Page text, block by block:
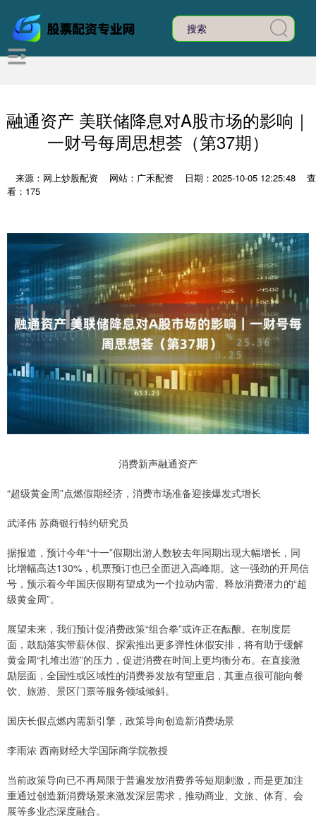
融通资产 美联储降息对A股市场的影响｜
一财号每周思想荟（第37期）
来源：网上炒股配资 网站：广禾配资 日期：2025-10-05 12:25:48
查
看：175
消费新声融通资产
“超级黄金周”点燃假期经济，消费市场准备迎接爆发式增长
武泽伟 苏商银行特约研究员
据报道，预计今年“十一”假期出游人数较去年同期出现大幅增长，同
比增幅高达130%，机票预订也已全面进入高峰期。这一强劲的开局信
号，预示着今年国庆假期有望成为一个拉动内需、释放消费潜力的“超
级黄金周”。
展望未来，我们预计促消费政策“组合拳”或许正在酝酿。在制度层
面，鼓励落实带薪休假、探索推出更多弹性休假安排，将有助于缓解
黄金周“扎堆出游”的压力，促进消费在时间上更均衡分布。在直接激
励层面，全国性或区域性的消费券发放有望重启，其重点很可能向餐
饮、旅游、景区门票等服务领域倾斜。
国庆长假点燃内需新引擎，政策导向创造新消费场景
李雨浓 西南财经大学国际商学院教授
当前政策导向已不再局限于普遍发放消费券等短期刺激，而是更加注
重通过创造新消费场景来激发深层需求，推动商业、文旅、体育、会
展等多业态深度融合。